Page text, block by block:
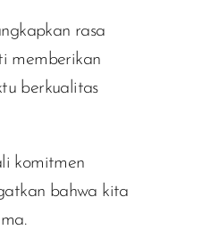
rasa
memberikan
berkualitas
komitmen
bahwa kita